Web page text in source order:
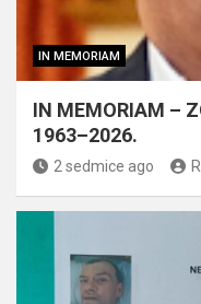
IN MEMORIAM
IN MEMORIAM –
1963–2026.
2 sedmice ago